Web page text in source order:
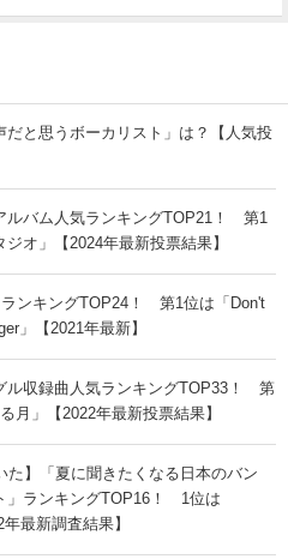
だと思うボーカリスト」は？【人気投
ルバム人気ランキングTOP21！ 第1
オ」【2024年最新投票結果】
ランキングTOP24！ 第1位は「Don't
」【2021年最新】
ル収録曲人気ランキングTOP33！ 第
月」【2022年最新投票結果】
た】「夏に聞きたくなる日本のバン
」ランキングTOP16！ 1位は
最新調査結果】